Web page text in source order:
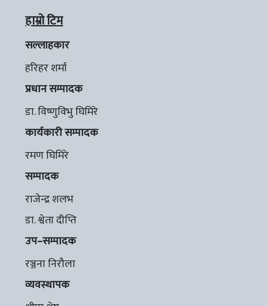
हाम्रो टिम
सल्लाहकार
हरिहर शर्मा
प्रधान सम्पादक
डा. विष्णुविभु घिमिरे
कार्यकारी सम्पादक
रमण घिमिरे
सम्पादक
राजेन्द्र शलभ
डा. श्वेता दीप्ति
उप–सम्पादक
रञ्जना निरौला
व्यवस्थापक